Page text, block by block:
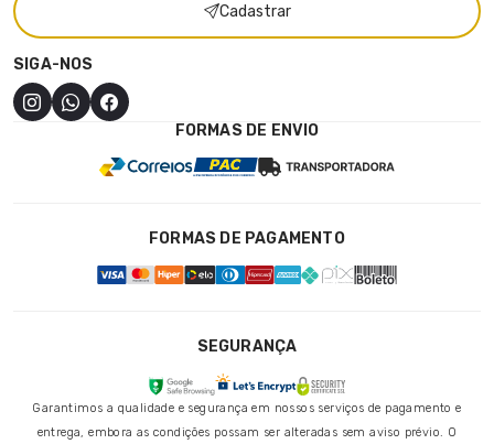
Cadastrar
SIGA-NOS
FORMAS DE ENVIO
FORMAS DE PAGAMENTO
SEGURANÇA
Garantimos a qualidade e segurança em nossos serviços de pagamento e
entrega, embora as condições possam ser alteradas sem aviso prévio. O